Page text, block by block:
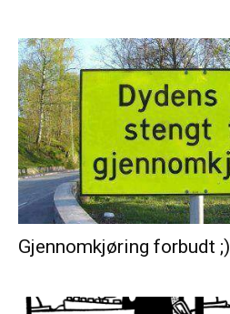
Gjennomkjøring forbudt ;)